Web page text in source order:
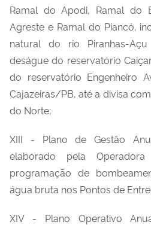
Ramal do Apodi, Ramal do
Agreste e Ramal do Piancó,
natural do rio Piranhas-
deságue do reservatório
do reservatório Engenheiro
Cajazeiras/PB, até a divisa
do Norte;
XIII - Plano de Gestão
elaborado pela
programação de
água bruta nos Pontos de
XIV - Plano Operativo